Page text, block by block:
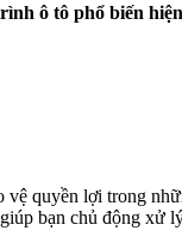
ô tô phổ biến
vệ quyền lợi trong
bạn chủ động xử